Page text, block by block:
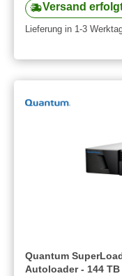
Versand
Lieferung in 1-3
Quantum
Autoloader - 144